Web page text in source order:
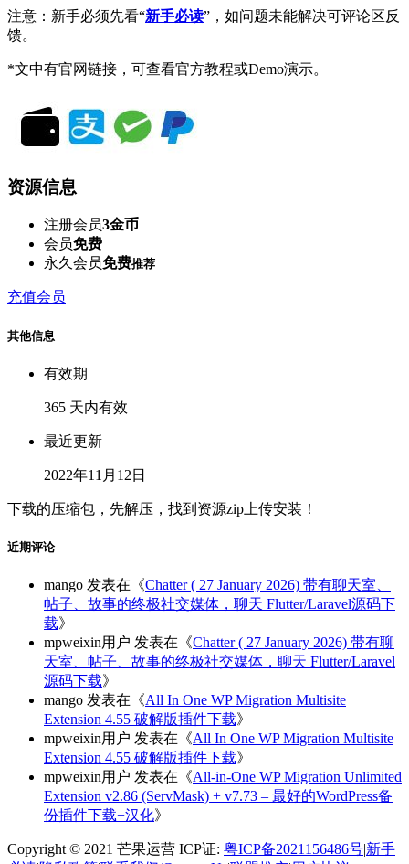
注意：新手必须先看“新手必读”，如问题未能解决可评论区反
馈。
*文中有官网链接，可查看官方教程或Demo演示。
资源信息
注册会员3金币
会员免费
永久会员免费推荐
充值会员
其他信息
有效期
365 天内有效
最近更新
2022年11月12日
下载的压缩包，先解压，找到资源zip上传安装！
近期评论
mango 发表在《Chatter ( 27 January 2026) 带有聊天室、
帖子、故事的终极社交媒体，聊天 Flutter/Laravel源码下
载》
mpweixin用户 发表在《Chatter ( 27 January 2026) 带有聊
天室、帖子、故事的终极社交媒体，聊天 Flutter/Laravel
源码下载》
mango 发表在《All In One WP Migration Multisite
Extension 4.55 破解版插件下载》
mpweixin用户 发表在《All In One WP Migration Multisite
Extension 4.55 破解版插件下载》
mpweixin用户 发表在《All-in-One WP Migration Unlimited
Extension v2.86 (ServMask) + v7.73 – 最好的WordPress备
份插件下载+汉化》
Copyright © 2021 芒果运营 ICP证: 粤ICP备2021156486号|新手